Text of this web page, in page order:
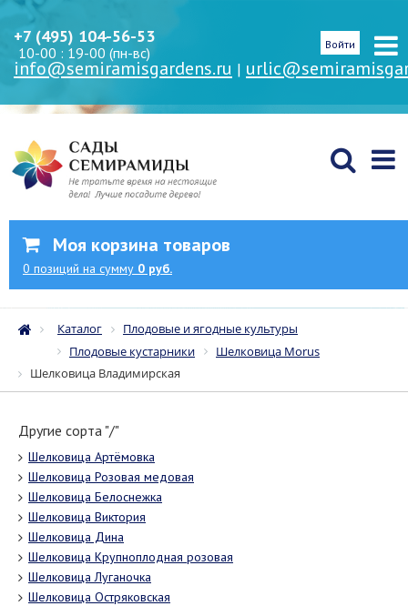
+7 (495) 104-56-53
10-00 : 19-00 (пн-вс)
info@semiramisgardens.ru |
Войти
Моя корзина товаров
0 позиций на сумму 0 руб.
Каталог
Плодовые и ягодные культуры
Плодовые кустарники
Шелковица Morus
Шелковица Владимирская
Другие сорта "/"
Шелковица Артёмовка
Шелковица Розовая медовая
Шелковица Белоснежка
Шелковица Виктория
Шелковица Дина
Шелковица Крупноплодная розовая
Шелковица Луганочка
Шелковица Остряковская